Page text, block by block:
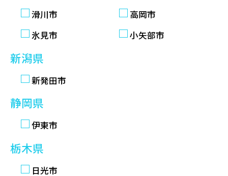
滑川市
高岡市
氷見市
小矢部市
新潟県
新発田市
静岡県
伊東市
栃木県
日光市